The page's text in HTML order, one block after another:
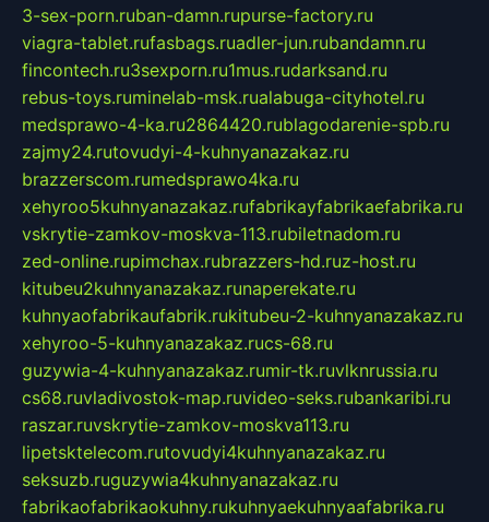
3-sex-porn.ruban-damn.rupurse-factory.ru
viagra-tablet.rufasbags.ruadler-jun.rubandamn.ru
fincontech.ru3sexporn.ru1mus.rudarksand.ru
rebus-toys.ruminelab-msk.rualabuga-cityhotel.ru
medsprawo-4-ka.ru2864420.rublagodarenie-spb.ru
zajmy24.rutovudyi-4-kuhnyanazakaz.ru
brazzerscom.rumedsprawo4ka.ru
xehyroo5kuhnyanazakaz.rufabrikayfabrikaefabrika.ru
vskrytie-zamkov-moskva-113.rubiletnadom.ru
zed-online.rupimchax.rubrazzers-hd.ruz-host.ru
kitubeu2kuhnyanazakaz.runaperekate.ru
kuhnyaofabrikaufabrik.rukitubeu-2-kuhnyanazakaz.ru
xehyroo-5-kuhnyanazakaz.rucs-68.ru
guzywia-4-kuhnyanazakaz.rumir-tk.ruvlknrussia.ru
cs68.ruvladivostok-map.ruvideo-seks.rubankaribi.ru
raszar.ruvskrytie-zamkov-moskva113.ru
lipetsktelecom.rutovudyi4kuhnyanazakaz.ru
seksuzb.ruguzywia4kuhnyanazakaz.ru
fabrikaofabrikaokuhny.rukuhnyaekuhnyaafabrika.ru